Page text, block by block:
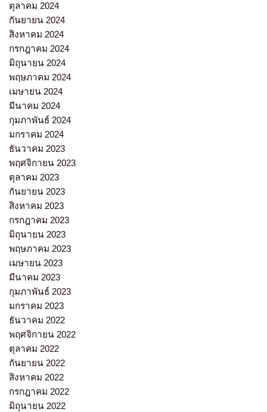
ตุลาคม 2024
กันยายน 2024
สิงหาคม 2024
กรกฎาคม 2024
มิถุนายน 2024
พฤษภาคม 2024
เมษายน 2024
มีนาคม 2024
กุมภาพันธ์ 2024
มกราคม 2024
ธันวาคม 2023
พฤศจิกายน 2023
ตุลาคม 2023
กันยายน 2023
สิงหาคม 2023
กรกฎาคม 2023
มิถุนายน 2023
พฤษภาคม 2023
เมษายน 2023
มีนาคม 2023
กุมภาพันธ์ 2023
มกราคม 2023
ธันวาคม 2022
พฤศจิกายน 2022
ตุลาคม 2022
กันยายน 2022
สิงหาคม 2022
กรกฎาคม 2022
มิถุนายน 2022